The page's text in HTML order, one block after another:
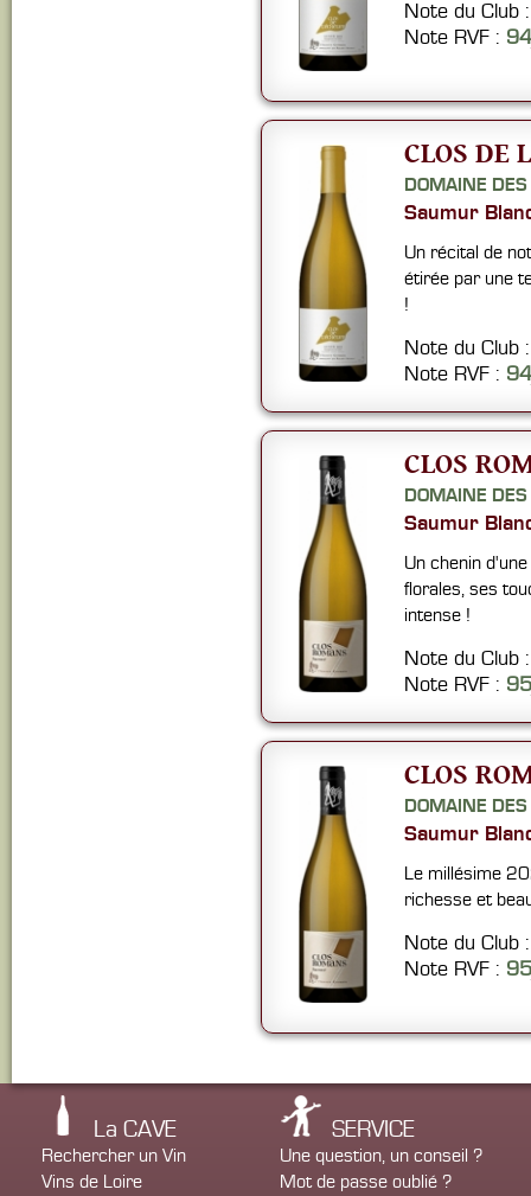
Note du Club
Note RVF :
CLOS DE
DOMAINE
Saumur
Un récital de
étirée par une
!
Note du Club
Note RVF :
CLOS
DOMAINE
Saumur
Un chenin
florales, ses
intense !
Note du Club
Note RVF :
CLOS
DOMAINE
Saumur
Le millésime
richesse et
Note du Club
Note RVF :
La CAVE
Rechercher un Vin
Vins de Loire
SERVICE
Une question, un conseil ?
Mot de passe oublié ?